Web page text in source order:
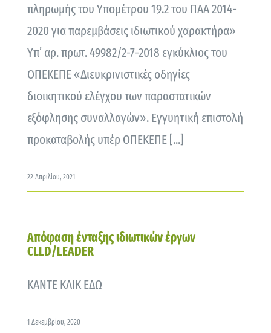
πληρωμής του Υπομέτρου 19.2 του ΠΑΑ 2014-
2020 για παρεμβάσεις ιδιωτικού χαρακτήρα»
Υπ’ αρ. πρωτ. 49982/2-7-2018 εγκύκλιος του
ΟΠΕΚΕΠΕ «Διευκρινιστικές οδηγίες
διοικητικού ελέγχου των παραστατικών
εξόφλησης συναλλαγών». Εγγυητική επιστολή
προκαταβολής υπέρ ΟΠΕΚΕΠΕ [...]
22 Απριλίου, 2021
Απόφαση ένταξης ιδιωτικών έργων
CLLD/LEADER
ΚΑΝΤΕ ΚΛΙΚ ΕΔΩ
1 Δεκεμβρίου, 2020